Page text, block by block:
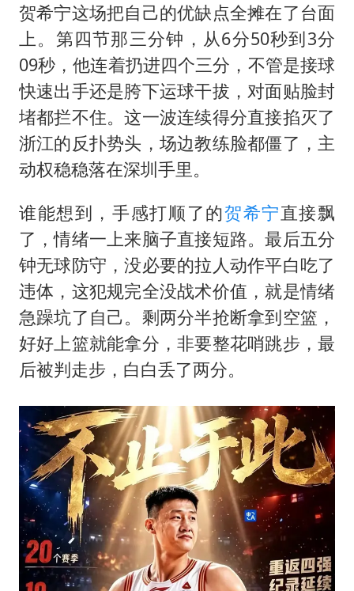
贺希宁这场把自己的优缺点全摊在了台面
上。第四节那三分钟，从6分50秒到3分
09秒，他连着扔进四个三分，不管是接球
快速出手还是胯下运球干拔，对面贴脸封
堵都拦不住。这一波连续得分直接掐灭了
浙江的反扑势头，场边教练脸都僵了，主
动权稳稳落在深圳手里。
谁能想到，手感打顺了的贺希宁直接飘
了，情绪一上来脑子直接短路。最后五分
钟无球防守，没必要的拉人动作平白吃了
违体，这犯规完全没战术价值，就是情绪
急躁坑了自己。剩两分半抢断拿到空篮，
好好上篮就能拿分，非要整花哨跳步，最
后被判走步，白白丢了两分。